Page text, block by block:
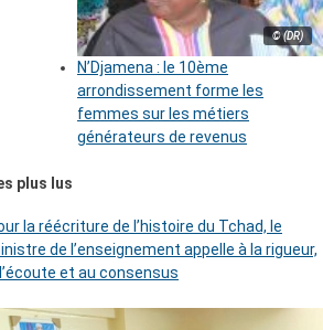
© (DR)
N’Djamena : le 10ème
arrondissement forme les
femmes sur les métiers
générateurs de revenus
plus lus
la réécriture de l’histoire du Tchad, le
de l’enseignement appelle à la rigueur,
et au consensus